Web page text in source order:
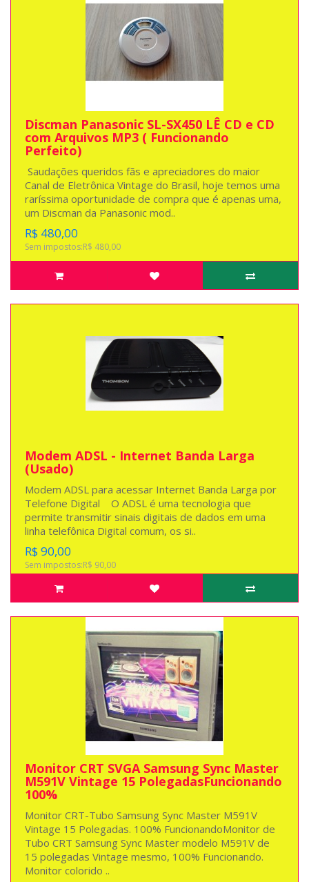
Discman Panasonic SL-SX450 LÊ CD e CD
com Arquivos MP3 ( Funcionando
Perfeito)
Saudações queridos fãs e apreciadores do maior
Canal de Eletrônica Vintage do Brasil, hoje temos uma
raríssima oportunidade de compra que é apenas uma,
um Discman da Panasonic mod..
R$ 480,00
Sem impostos:R$ 480,00
Modem ADSL - Internet Banda Larga
(Usado)
Modem ADSL para acessar Internet Banda Larga por
Telefone Digital O ADSL é uma tecnologia que
permite transmitir sinais digitais de dados em uma
linha telefônica Digital comum, os si..
R$ 90,00
Sem impostos:R$ 90,00
Monitor CRT SVGA Samsung Sync Master
M591V Vintage 15 PolegadasFuncionando
100%
Monitor CRT-Tubo Samsung Sync Master M591V
Vintage 15 Polegadas. 100% FuncionandoMonitor de
Tubo CRT Samsung Sync Master modelo M591V de
15 polegadas Vintage mesmo, 100% Funcionando.
Monitor colorido ..